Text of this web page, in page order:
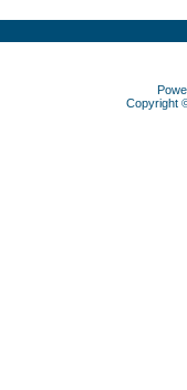
Copyright